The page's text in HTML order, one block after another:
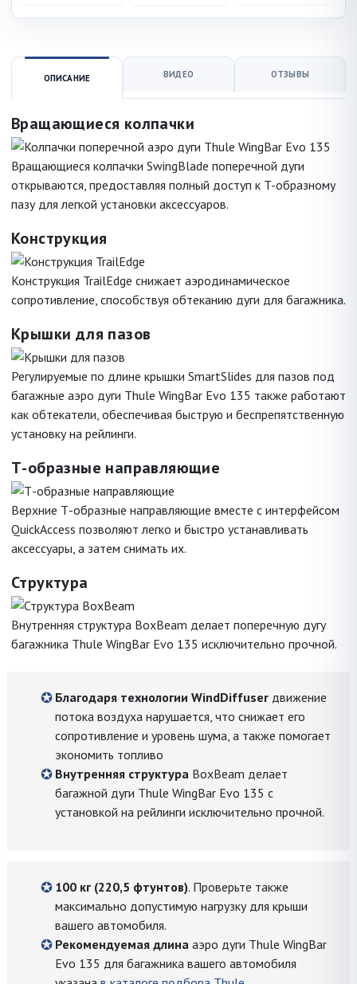
ОПИСАНИЕ ВИДЕО ОТЗЫВЫ
Вращающиеся колпачки
Вращающиеся колпачки SwingBlade поперечной дуги
открываются, предоставляя полный доступ к T-образному
пазу для легкой установки аксессуаров.
Конструкция
Конструкция TrailEdge снижает аэродинамическое
сопротивление, способствуя обтеканию дуги для багажника.
Крышки для пазов
Регулируемые по длине крышки SmartSlides для пазов под
багажные аэро дуги Thule WingBar Evo 135 также работают
как обтекатели, обеспечивая быструю и беспрепятственную
установку на рейлинги.
Т-образные направляющие
Верхние Т-образные направляющие вместе с интерфейсом
QuickAccess позволяют легко и быстро устанавливать
аксессуары, а затем снимать их.
Структура
Внутренняя структура BoxBeam делает поперечную дугу
багажника Thule WingBar Evo 135 исключительно прочной.
Благодаря технологии WindDiffuser движение
потока воздуха нарушается, что снижает его
сопротивление и уровень шума, а также помогает
экономить топливо
Внутренняя структура BoxBeam делает
багажной дуги Thule WingBar Evo 135 с
установкой на рейлинги исключительно прочной.
100 кг (220,5 фтунтов). Проверьте также
максимально допустимую нагрузку для крыши
вашего автомобиля.
Рекомендуемая длина аэро дуги Thule WingBar
Evo 135 для багажника вашего автомобиля